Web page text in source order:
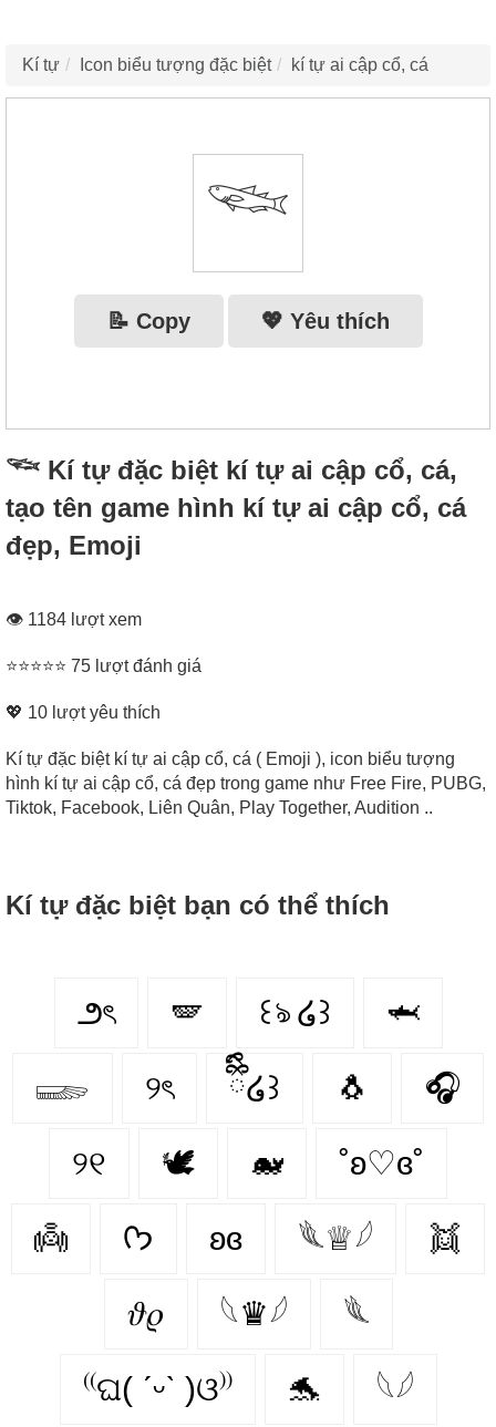
Kí tự Icon biểu tượng đặc biệt kí tự ai cập cổ, cá
𓆝
📝 Copy 💖 Yêu thích
𓆝 Kí tự đặc biệt kí tự ai cập cổ, cá,
tạo tên game hình kí tự ai cập cổ, cá
đẹp, Emoji
👁 1184 lượt xem
⭐⭐⭐⭐⭐ 75 lượt đánh giá
💖 10 lượt yêu thích
Kí tự đặc biệt kí tự ai cập cổ, cá ( Emoji ), icon biểu tượng
hình kí tự ai cập cổ, cá đẹp trong game như Free Fire, PUBG,
Tiktok, Facebook, Liên Quân, Play Together, Audition ..
Kí tự đặc biệt bạn có thể thích
౨ৎ 🪽 ꒰ঌ ໒꒱ 🦈
𓆃 ୨ৎ ྀིྀི໒꒱ 🐧 🎧
୨୧ 🕊️ 🐋 ˚ʚ♡ɞ˚
👼 ᡣ𐭩 ʚɞ 𓆰♕𓆪 👯‍
𝜗𝜚 𓆩♛𓆪 𓆰
⁽⁽ଘ( ˊᵕˋ )ଓ⁾⁾ 🐬 𓆩𓆪